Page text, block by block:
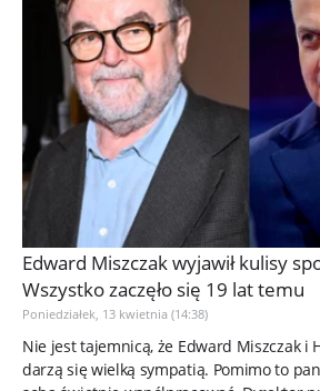
Edward Miszczak wyjawił kulisy
Wszystko zaczęło się 19 lat temu
Poniedziałek, 13 kwietnia (14:38)
Nie jest tajemnicą, że Edward Miszczak i
darzą się wielką sympatią. Pomimo to